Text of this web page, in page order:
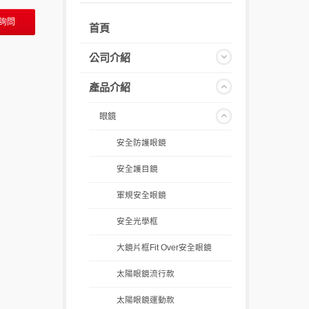
問
首頁
公司介紹
產品介紹
眼鏡
安全防護眼鏡
安全護目鏡
軍規安全眼鏡
安全光學框
大鏡片框Fit Over安全眼鏡
太陽眼鏡流行款
太陽眼鏡運動款